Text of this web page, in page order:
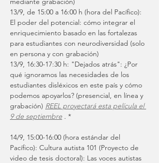
13/9, de 15:00 a 16:00 h (hora del Pacífico):
El poder del potencial: cómo integrar el
enriquecimiento basado en las fortalezas
para estudiantes con neurodiversidad (solo
en persona y con grabación)
13/9, 16:30-17:30 h: "Dejados atrás": ¿Por
qué ignoramos las necesidades de los
estudiantes disléxicos en este país y cómo
podemos apoyarlos? (presencial, en línea y
grabación) REEL proyectará esta película el
9 de septiembre . *
14/9, 15:00-16:00 (hora estándar del
Pacífico): Cultura autista 101 (Proyecto de
video de tesis doctoral): Las voces autistas